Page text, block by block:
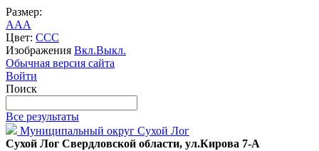
Размер:
AAA
Цвет: CCC
Изображения Вкл.Выкл.
Обычная версия сайта
Войти
Поиск
Все результаты
Муниципальный округ Сухой Лог
Сухой Лог Свердловской области, ул.Кирова 7-А